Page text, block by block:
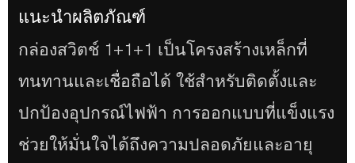
แนะนำผลิตภัณฑ์
กล่องสวิตช์ 1+1+1 เป็นโครงสร้างเหล็กที่
ทนทานและเชื่อถือได้ ใช้สำหรับติดตั้งและ
ปกป้องอุปกรณ์ไฟฟ้า การออกแบบที่แข็งแรง
ช่วยให้มั่นใจได้ถึงความปลอดภัยและอายุ